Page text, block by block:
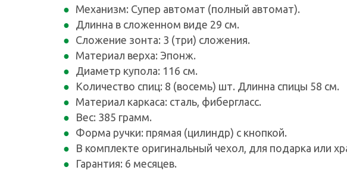
Механизм: Супер автомат (полный автомат).
Длинна в сложенном виде 29 см.
Сложение зонта: 3 (три) сложения.
Материал верха: Эпонж.
Диаметр купола: 116 см.
Количество спиц: 8 (восемь) шт. Длинна спицы 58 см.
Материал каркаса: сталь, фибергласс.
Вес: 385 грамм.
Форма ручки: прямая (цилиндр) с кнопкой.
В комплекте оригинальный чехол, для подарка или
Гарантия: 6 месяцев.